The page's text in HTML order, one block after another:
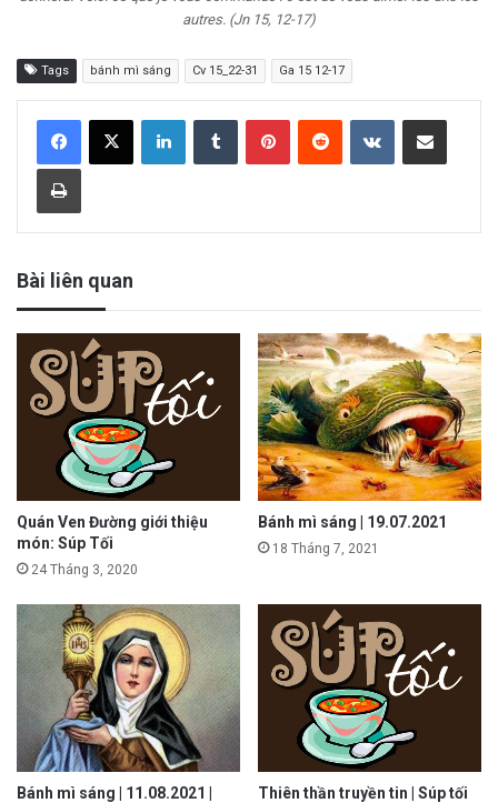
autres. (Jn 15, 12-17)
Tags bánh mì sáng Cv 15_22-31 Ga 15 12-17
Bài liên quan
Quán Ven Đường giới thiệu
món: Súp Tối
24 Tháng 3, 2020
Bánh mì sáng | 19.07.2021
18 Tháng 7, 2021
Bánh mì sáng | 11.08.2021 |
Thiên thần truyền tin | Súp tối